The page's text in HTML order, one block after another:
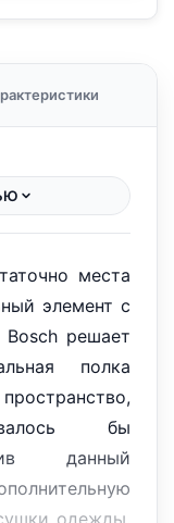
места
элемент с
решает
полка
бы
данный
одежды,